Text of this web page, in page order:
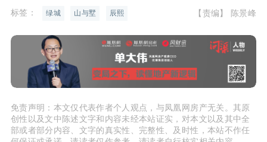
杯香醇的咖啡，享受着这片刻的宁静与美
而下叠的 50 平私家庭院，则是您亲近自
然的专属空间。在这里，您可以亲手种下
喜爱的花草树木，让四季的色彩在您的庭
院中绽放。春日，繁花似锦，满园芬芳；
标签： 绿城 山与墅 辰熙 【责编】 陈景峰
免责声明：本文仅代表作者个人观点，与凤凰网房产无关。其原
创性以及文中陈述文字和内容未经本站证实，对本文以及其中全
部或者部分内容、文字的真实性、完整性、及时性，本站不作任